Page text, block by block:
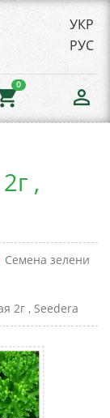
УКР
РУС
0
person_outline
,
Семена зелени
2г , Seedera